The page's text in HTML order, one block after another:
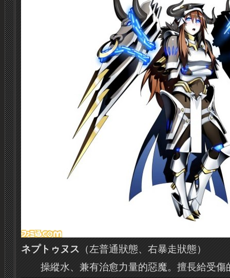
ネプトゥヌス （左普通狀態、右暴走狀態）
操縱水、兼有治愈力量的惡魔。 擅長給受傷